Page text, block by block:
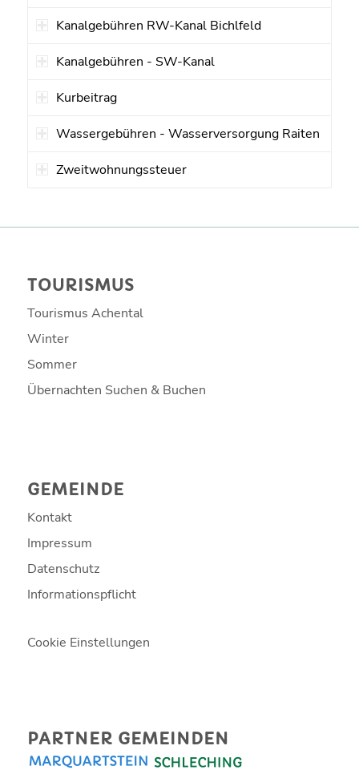
Kanalgebühren RW-Kanal Bichlfeld
Kanalgebühren - SW-Kanal
Kurbeitrag
Wassergebühren - Wasserversorgung Raiten
Zweitwohnungssteuer
TOURISMUS
Tourismus Achental
Winter
Sommer
Übernachten Suchen & Buchen
GEMEINDE
Kontakt
Impressum
Datenschutz
Informationspflicht
Cookie Einstellungen
PARTNER GEMEINDEN